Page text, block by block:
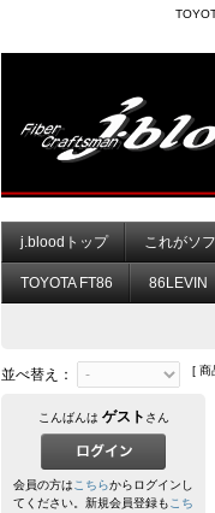
j.bloodトップ これがソ
TOYOTA FT86 86LEVIN
並べ替え： [ 商
こんばんは ゲスト さん
会員の方はこちらからログインし
てください。新規会員登録もこち